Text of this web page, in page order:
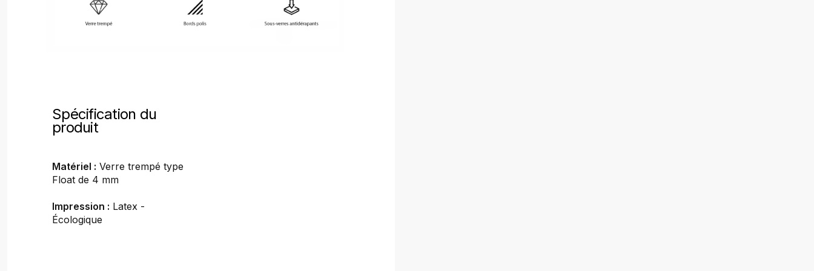
Spécification du
produit
Matériel : Verre trempé type
Float de 4 mm
Impression : Latex -
Écologique